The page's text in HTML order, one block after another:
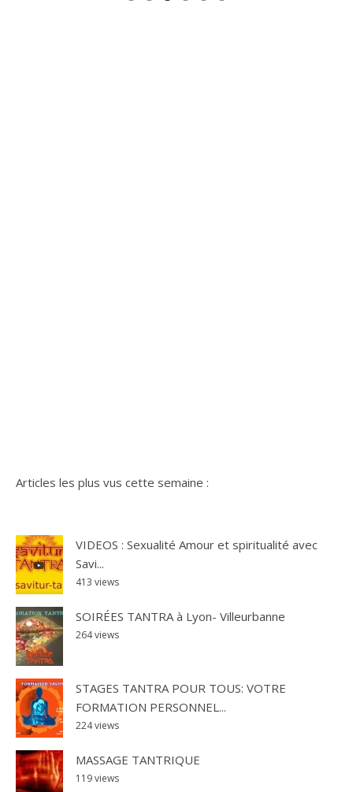
Articles les plus vus cette semaine :
VIDEOS : Sexualité Amour et spiritualité avec
Savi...
413 views
SOIRÉES TANTRA à Lyon- Villeurbanne
264 views
STAGES TANTRA POUR TOUS: VOTRE
FORMATION PERSONNEL...
224 views
MASSAGE TANTRIQUE
119 views